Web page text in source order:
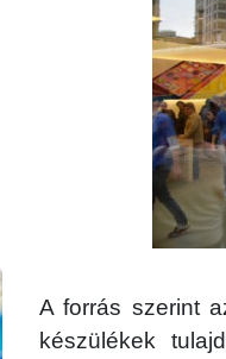
A forrás szerint
készülékek